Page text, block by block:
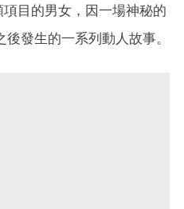
目的男女，因一場神秘的
發生的一系列動人故事。